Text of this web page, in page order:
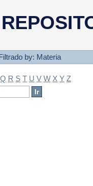
by: Materia
Q R S T U V W X Y Z